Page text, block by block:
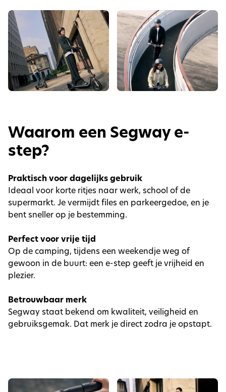
Waarom een Segway e-
step?
Praktisch voor dagelijks gebruik
Ideaal voor korte ritjes naar werk, school of de
supermarkt. Je vermijdt files en parkeergedoe, en je
bent sneller op je bestemming.
Perfect voor vrije tijd
Op de camping, tijdens een weekendje weg of
gewoon in de buurt: een e-step geeft je vrijheid en
plezier.
Betrouwbaar merk
Segway staat bekend om kwaliteit, veiligheid en
gebruiksgemak. Dat merk je direct zodra je opstapt.